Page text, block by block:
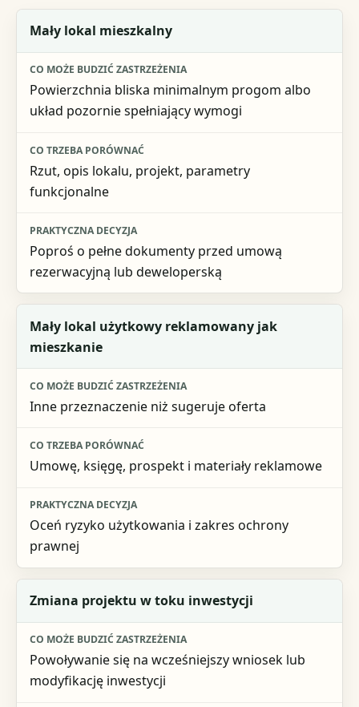
Sytuacja
Co może budzić zastrzeżenia
Co trzeba porównać
Mały lokal mieszkalny
Powierzchnia bliska minimalnym progom albo
układ pozornie spełniający wymogi
Rzut, opis lokalu, projekt, parametry
funkcjonalne
Poproś o pełne dokumenty przed umową
rezerwacyjną lub deweloperską
Mały lokal użytkowy reklamowany jak
mieszkanie
Inne przeznaczenie niż sugeruje oferta
Umowę, księgę, prospekt i materiały reklamowe
Oceń ryzyko użytkowania i zakres ochrony
prawnej
Zmiana projektu w toku inwestycji
Powoływanie się na wcześniejszy wniosek lub
modyfikację inwestycji